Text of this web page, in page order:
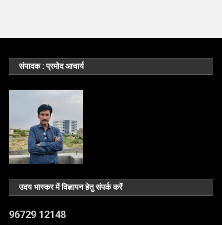
संपादक : प्रमोद आचार्य
उदय भास्कर में विज्ञापन हेतु संपर्क करें
96729 12148